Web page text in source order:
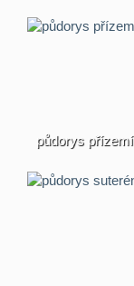
půdorys přízemí